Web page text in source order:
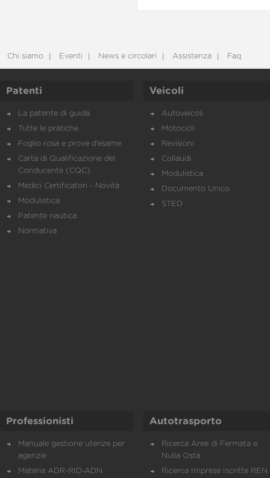
Chi siamo Eventi News e circolari Assistenza Faq
Patenti
La patente di guida
Tutte le pratiche
Foglio rosa e prove d’esame
Carta di Qualificazione del
Conducente (CQC)
Medici Certificatori - Novità
Modulistica
Patente nautica
Normativa
Veicoli
Autoveicoli
Motocicli
Revisioni
Collaudi
Modulistica
Documento Unico
STED
Professionisti
Manuale gestione utenze per
agenzie
Materia ADR-RID-ADN
Autotrasporto
Ricerca Aree di Fermata e
Nulla Osta
Ricerca Imprese Iscritte REN